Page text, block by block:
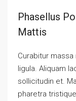
Phasellus
Mattis
Curabitur
ligula. Aliquam
sollicitudin et.
pharetra